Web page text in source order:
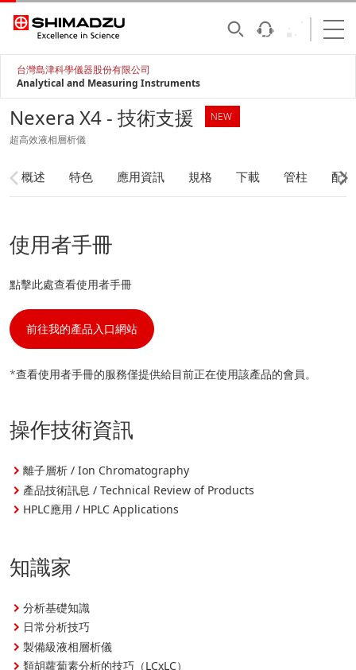
台灣島津科學儀器股份有限公司
Analytical and Measuring Instruments
Nexera X4 - 技術支援
NEW
超高效液相層析儀
概述 特色 應用資訊 規格 下載 管柱 配
使用者手冊
點擊此處查看使用者手冊
前往我的產品入口網站
*查看使用者手冊的服務僅提供給目前正在使用該產品的會員。
操作技術資訊
離子層析 / Ion Chromatography
產品技術訊息 / Technical Review of Products
HPLC應用 / HPLC Applications
知識家
分析基礎知識
日常分析技巧
製備級液相層析儀
類胡蘿蔔素分析的技巧（LCxLC）